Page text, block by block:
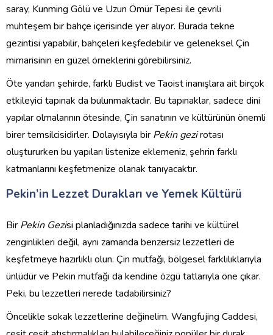
saray, Kunming Gölü ve Uzun Ömür Tepesi ile çevrili
muhteşem bir bahçe içerisinde yer alıyor. Burada tekne
gezintisi yapabilir, bahçeleri keşfedebilir ve geleneksel Çin
mimarisinin en güzel örneklerini görebilirsiniz.
Öte yandan şehirde, farklı Budist ve Taoist inanışlara ait birçok
etkileyici tapınak da bulunmaktadır. Bu tapınaklar, sadece dini
yapılar olmalarının ötesinde, Çin sanatının ve kültürünün önemli
birer temsilcisidirler. Dolayısıyla bir Pekin gezirotası
oluştururken bu yapıları listenize eklemeniz, şehrin farklı
katmanlarını keşfetmenize olanak tanıyacaktır.
Pekin’in Lezzet Durakları ve Yemek Kültürü
Bir Pekin Gezisi planladığınızda sadece tarihi ve kültürel
zenginlikleri değil, aynı zamanda benzersiz lezzetleri de
keşfetmeye hazırlıklı olun. Çin mutfağı, bölgesel farklılıklarıyla
ünlüdür ve Pekin mutfağı da kendine özgü tatlarıyla öne çıkar.
Peki, bu lezzetleri nerede tadabilirsiniz?
Öncelikle sokak lezzetlerine değinelim. Wangfujing Caddesi,